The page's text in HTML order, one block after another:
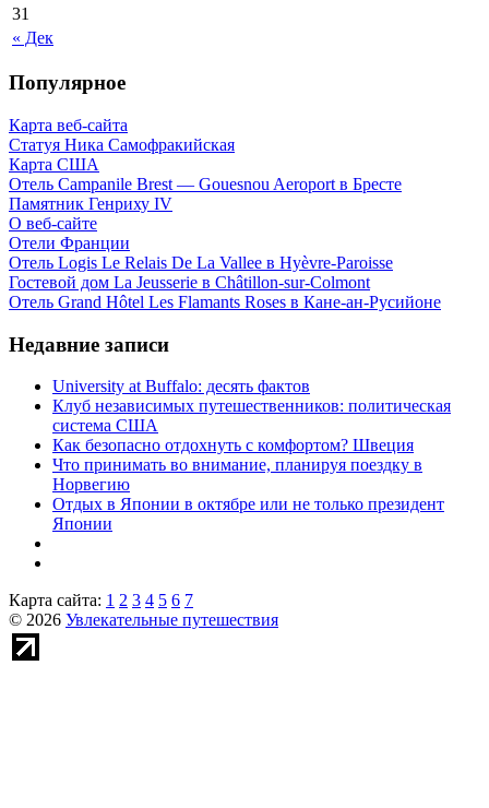
« Дек
31
Популярное
Карта веб-сайта
Статуя Ника Самофракийская
Карта США
Отель Campanile Brest — Gouesnou Aeroport в Бресте
Памятник Генриху IV
О веб-сайте
Отели Франции
Отель Logis Le Relais De La Vallee в Hyèvre-Paroisse
Гостевой дом La Jeusserie в Châtillon-sur-Colmont
Отель Grand Hôtel Les Flamants Roses в Кане-ан-Русийоне
Недавние записи
University at Buffalo: десять фактов
Клуб независимых путешественников: политическая
система США
Как безопасно отдохнуть с комфортом? Швеция
Что принимать во внимание, планируя поездку в
Норвегию
Отдых в Японии в октябре или не только президент
Японии
Карта сайта: 1 2 3 4 5 6 7
© 2026 Увлекательные путешествия